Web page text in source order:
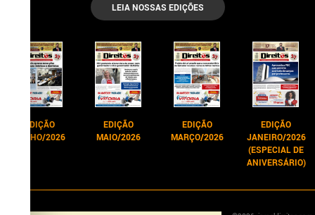
LEIA NOSSAS EDIÇÕES
EDIÇÃO
JUNHO/2026
EDIÇÃO
MAIO/2026
EDIÇÃO
MARÇO/2026
EDIÇÃO
JANEIRO/2026
(ESPECIAL DE
ANIVERSÁRIO)